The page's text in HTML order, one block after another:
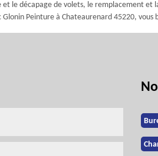
le décapage de volets, le remplacement
Peinture à Chateaurenard 45220, vous